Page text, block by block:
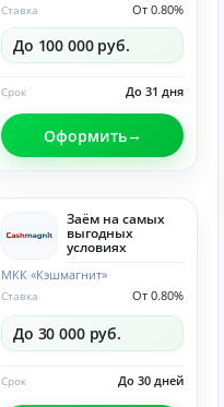
От 0.80%
Ставка
До 100 000 руб.
До 31 дня
Срок
Оформить
Заём на самых
выгодных
условиях
МКК «Кэшмагнит»
От 0.80%
Ставка
До 30 000 руб.
До 30 дней
Срок